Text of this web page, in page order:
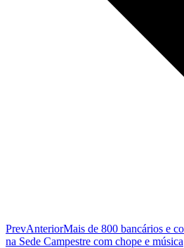
PrevAnteriorMais de 800 bancários e
na Sede Campestre com chope e música